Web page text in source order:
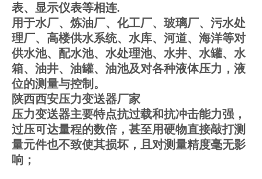
表、显示仪表等相连.
用于水厂、炼油厂、化工厂、玻璃厂、污水处
理厂、高楼供水系统、水库、河道、海洋等对
供水池、配水池、水处理池、水井、水罐、水
箱、油井、油罐、油池及对各种液体压力，液
位的测量与控制。
陕西西安压力变送器厂家
压力变送器主要特点抗过载和抗冲击能力强，
过压可达量程的数倍，甚至用硬物直接敲打测
量元件也不致使其损坏，且对测量精度毫无影
响；